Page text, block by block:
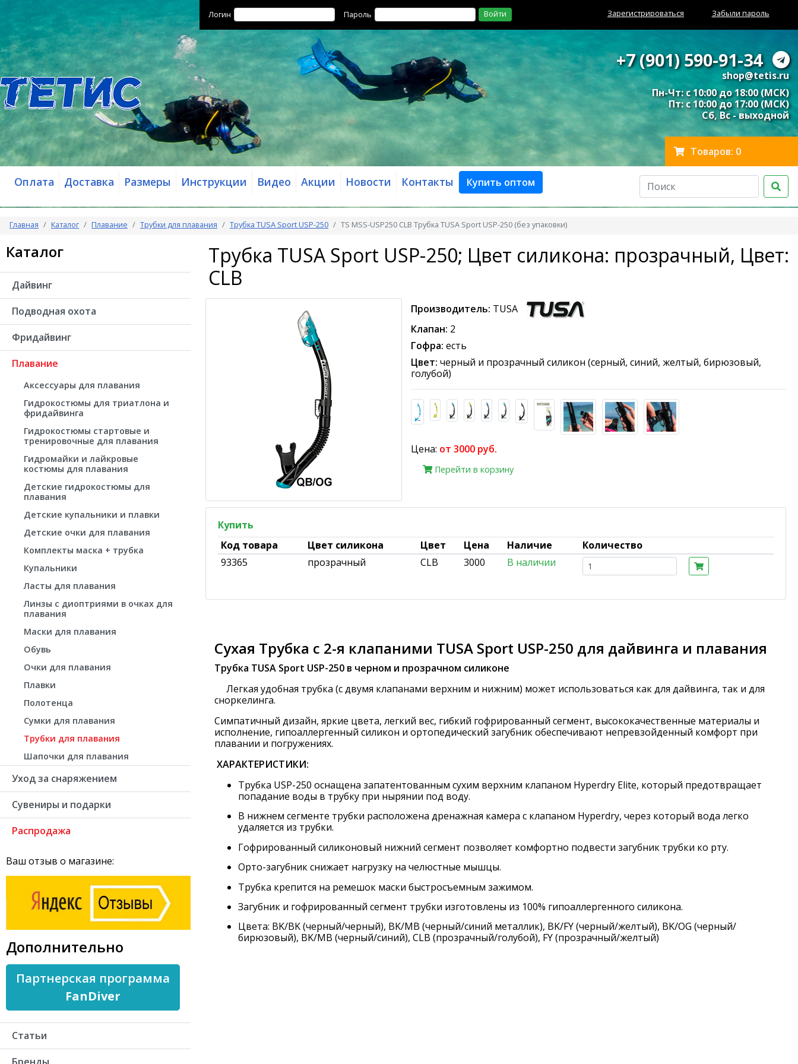
Логин Пароль Войти Зарегистрироваться Забыли пароль
+7 (901) 590-91-34
shop@tetis.ru
Пн-Чт: с 10:00 до 18:00 (МСК)
Пт: с 10:00 до 17:00 (МСК)
Сб, Вс - выходной
Товаров: 0
Оплата Доставка Размеры Инструкции Видео Акции Новости Контакты Купить оптом
Главная Каталог Плавание Трубки для плавания Трубка TUSA Sport USP-250 TS MSS-USP250 CLB Трубка TUSA Sport USP-250 (без упаковки)
Каталог
Дайвинг
Подводная охота
Фридайвинг
Плавание
Аксессуары для плавания
Гидрокостюмы для триатлона и
фридайвинга
Гидрокостюмы стартовые и
тренировочные для плавания
Гидромайки и лайкровые
костюмы для плавания
Детские гидрокостюмы для
плавания
Детские купальники и плавки
Детские очки для плавания
Комплекты маска + трубка
Купальники
Ласты для плавания
Линзы с диоптриями в очках для
плавания
Маски для плавания
Обувь
Очки для плавания
Плавки
Полотенца
Сумки для плавания
Трубки для плавания
Шапочки для плавания
Уход за снаряжением
Сувениры и подарки
Распродажа
Ваш отзыв о магазине:
Дополнительно
Партнерская программа
FanDiver
Статьи
Трубка TUSA Sport USP-250; Цвет силикона: прозрачный, Цвет:
CLB
Производитель: TUSA
Клапан: 2
Гофра: есть
Цвет: черный и прозрачный силикон (серный, синий, желтый, бирюзовый,
голубой)
Цена: от 3000 руб.
Перейти в корзину
Купить
Код товара
Цвет силикона Цвет Цена Наличие
Количество
93365
прозрачный CLB 3000 В наличии
Сухая Трубка с 2-я клапаними TUSA Sport USP-250 для дайвинга и плавания
Трубка TUSA Sport USP-250 в черном и прозрачном силиконе
Легкая удобная трубка (с двумя клапанами верхним и нижним) может использоваться как для дайвинга, так и для
сноркелинга.
Симпатичный дизайн, яркие цвета, легкий вес, гибкий гофрированный сегмент, высококачественные материалы и
исполнение, гипоаллергенный силикон и ортопедический загубник обеспечивают непревзойденный комфорт при
плавании и погружениях.
ХАРАКТЕРИСТИКИ:
Трубка USP-250 оснащена запатентованным сухим верхним клапаном Hyperdry Elite, который предотвращает
попадание воды в трубку при нырянии под воду.
В нижнем сегменте трубки расположена дренажная камера с клапаном Hyperdry, через который вода легко
удаляется из трубки.
Гофрированный силиконовый нижний сегмент позволяет комфортно подвести загубник трубки ко рту.
Орто-загубник снижает нагрузку на челюстные мышцы.
Трубка крепится на ремешок маски быстросъемным зажимом.
Загубник и гофрированный сегмент трубки изготовлены из 100% гипоаллергенного силикона.
Цвета: BK/BK (черный/черный), BK/MB (черный/синий металлик), BK/FY (черный/желтый), BK/OG (черный/
бирюзовый), BK/MB (черный/синий), CLB (прозрачный/голубой), FY (прозрачный/желтый)